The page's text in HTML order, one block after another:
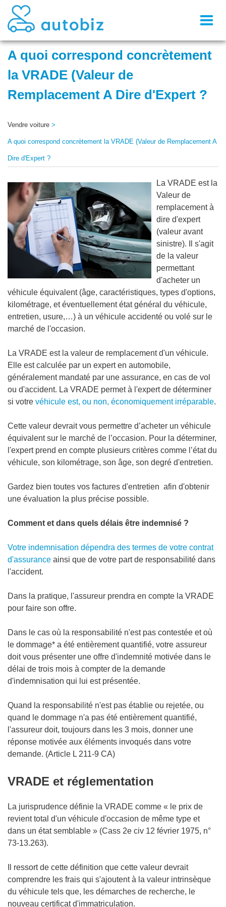
A quoi correspond concrètement
la VRADE (Valeur de
Remplacement A Dire d'Expert ?
Vendre voiture >
A quoi correspond concrètement la VRADE (Valeur de Remplacement A
Dire d'Expert ?
La VRADE est la
Valeur de
remplacement à
dire d'expert
(valeur avant
sinistre). Il s'agit
de la valeur
permettant
d'acheter un
véhicule équivalent (âge, caractéristiques, types d'options,
kilométrage, et éventuellement état général du véhicule,
entretien, usure,…) à un véhicule accidenté ou volé sur le
marché de l'occasion.
La VRADE est la valeur de remplacement d'un véhicule.
Elle est calculée par un expert en automobile,
généralement mandaté par une assurance, en cas de vol
ou d'accident. La VRADE permet à l'expert de déterminer
si votre véhicule est, ou non, économiquement irréparable.
Cette valeur devrait vous permettre d’acheter un véhicule
équivalent sur le marché de l’occasion. Pour la déterminer,
l'expert prend en compte plusieurs critères comme l’état du
véhicule, son kilométrage, son âge, son degré d'entretien.
Gardez bien toutes vos factures d'entretien afin d'obtenir
une évaluation la plus précise possible.
Comment et dans quels délais être indemnisé ?
Votre indemnisation dépendra des termes de votre contrat
d'assurance ainsi que de votre part de responsabilité dans
l'accident.
Dans la pratique, l'assureur prendra en compte la VRADE
pour faire son offre.
Dans le cas où la responsabilité n'est pas contestée et où
le dommage* a été entièrement quantifié, votre assureur
doit vous présenter une offre d'indemnité motivée dans le
délai de trois mois à compter de la demande
d'indemnisation qui lui est présentée.
Quand la responsabilité n'est pas établie ou rejetée, ou
quand le dommage n'a pas été entièrement quantifié,
l'assureur doit, toujours dans les 3 mois, donner une
réponse motivée aux éléments invoqués dans votre
demande. (Article L 211-9 CA)
VRADE et réglementation
La jurisprudence définie la VRADE comme « le prix de
revient total d'un véhicule d'occasion de même type et
dans un état semblable » (Cass 2e civ 12 février 1975, n°
73-13.263).
Il ressort de cette définition que cette valeur devrait
comprendre les frais qui s'ajoutent à la valeur intrinsèque
du véhicule tels que, les démarches de recherche, le
nouveau certificat d'immatriculation.